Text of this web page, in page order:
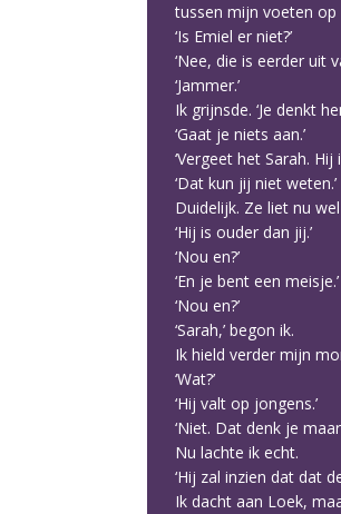
tussen mijn voeten op
‘Is Emiel er niet?’
‘Nee, die is eerder uit
‘Jammer.’
Ik grijnsde. ‘Je denkt
‘Gaat je niets aan.’
‘Vergeet het Sarah.
‘Dat kun jij niet weten.’
Duidelijk. Ze liet nu
‘Hij is ouder dan jij.’
‘Nou en?’
‘En je bent een meisje.’
‘Nou en?’
‘Sarah,’ begon ik.
Ik hield verder mijn
‘Wat?’
‘Hij valt op jongens.’
‘Niet. Dat denk je
Nu lachte ik echt.
‘Hij zal inzien dat dat
Ik dacht aan Loek,